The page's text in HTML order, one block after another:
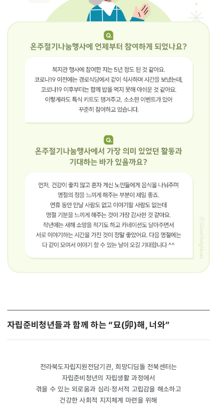
자립준비청년들과 함께 하는 “묘(卯)해, 너와”
전라북도자립지원전담기관, 희망디딤돌 전북센터는
자립준비청년의 자립생활 과정에서
겪을 수 있는 외로움과 심리·정서적 고립감을 해소하고
건강한 사회적 지지체계 마련을 위해